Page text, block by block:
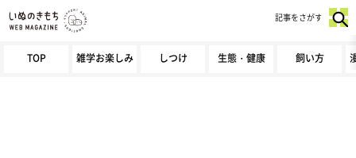
TOP 雑学お楽しみ しつけ 生態・健康 飼い方
記事をさがす